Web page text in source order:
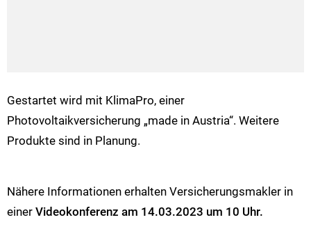
Gestartet wird mit KlimaPro, einer
Photovoltaikversicherung „made in Austria“. Weitere
Produkte sind in Planung.
Nähere Informationen erhalten Versicherungsmakler in
einer Videokonferenz am 14.03.2023 um 10 Uhr.